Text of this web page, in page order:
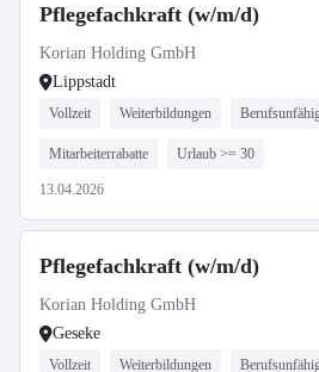
Pflegefachkraft (w/m/d)
Korian Holding GmbH
Lippstadt
Vollzeit Weiterbildungen
Mitarbeiterrabatte Urlaub >= 30
13.04.2026
Pflegefachkraft (w/m/d)
Korian Holding GmbH
Geseke
Vollzeit Weiterbildungen